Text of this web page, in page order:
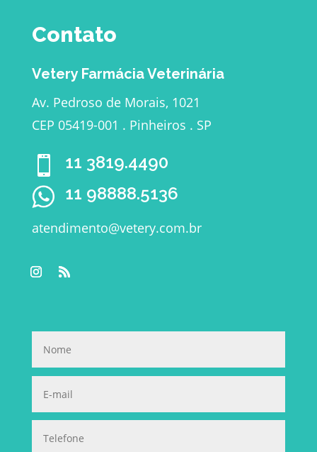
Contato
Vetery Farmácia Veterinária
Av. Pedroso de Morais, 1021
CEP 05419-001 . Pinheiros . SP

11 3819.4490
11 98888.5136
atendimento@vetery.com.br